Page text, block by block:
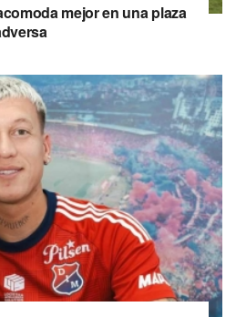
mejor en una plaza